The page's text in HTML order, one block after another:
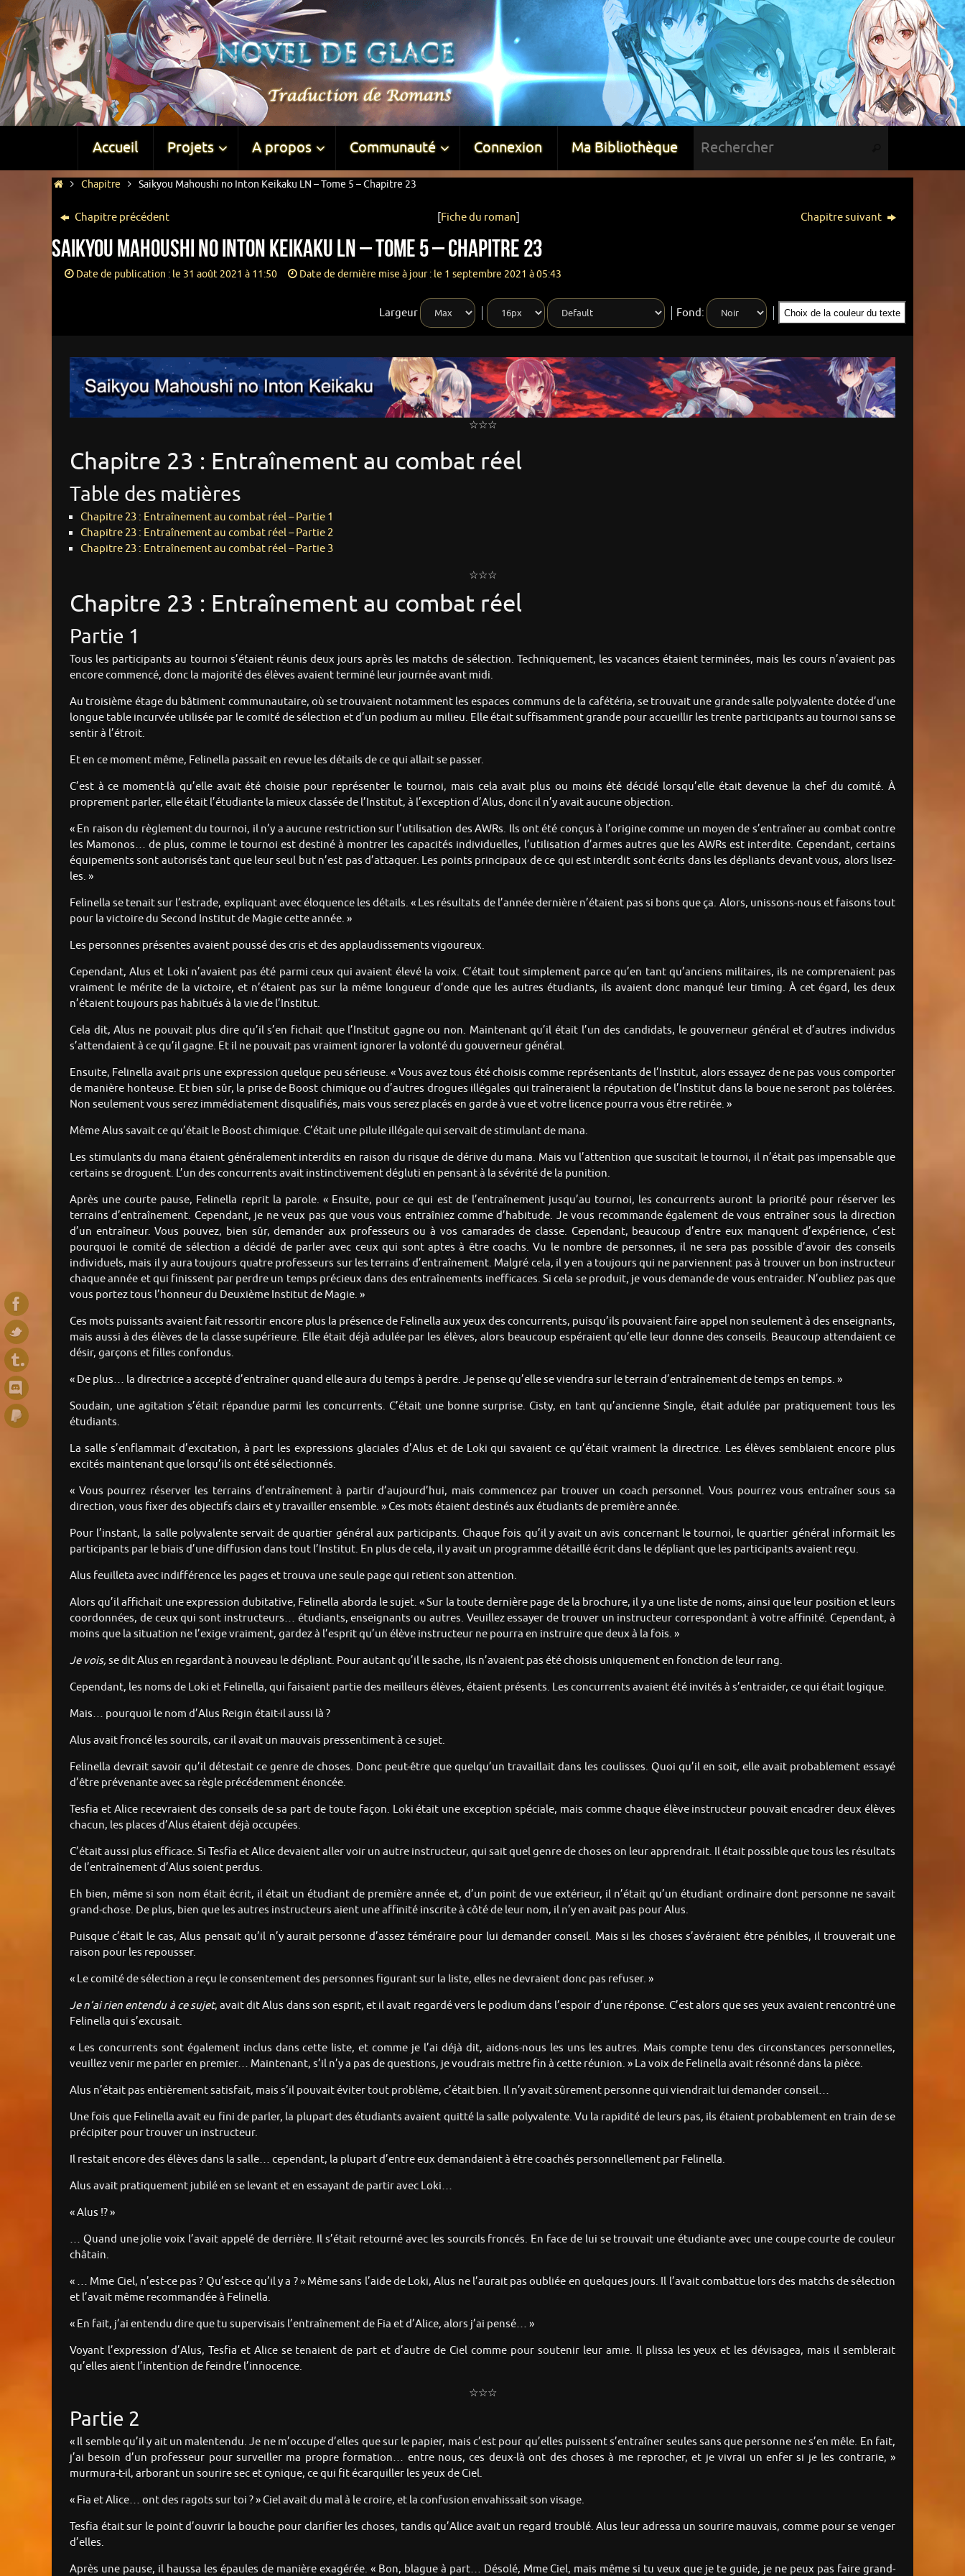
Accueil Projets A propos Communauté Connexion Ma Bibliothèque
Chapitre Saikyou Mahoushi no Inton Keikaku LN – Tome 5 – Chapitre 23
Chapitre précédent [Fiche du roman] Chapitre suivant
Saikyou Mahoushi no Inton Keikaku LN – Tome 5 – Chapitre 23
Date de publication : le 31 août 2021 à 11:50 Date de dernière mise à jour : le 1 septembre 2021 à 05:43
Largeur Fond: Choix de la couleur du texte
☆☆☆
Chapitre 23 : Entraînement au combat réel
Table des matières
Chapitre 23 : Entraînement au combat réel – Partie 1
Chapitre 23 : Entraînement au combat réel – Partie 2
Chapitre 23 : Entraînement au combat réel – Partie 3
☆☆☆
Chapitre 23 : Entraînement au combat réel
Partie 1
Tous les participants au tournoi s’étaient réunis deux jours après les matchs de sélection. Techniquement, les vacances étaient terminées, mais les cours n’avaient pas
encore commencé, donc la majorité des élèves avaient terminé leur journée avant midi.
Au troisième étage du bâtiment communautaire, où se trouvaient notamment les espaces communs de la cafétéria, se trouvait une grande salle polyvalente dotée d’une
longue table incurvée utilisée par le comité de sélection et d’un podium au milieu. Elle était suffisamment grande pour accueillir les trente participants au tournoi sans se
sentir à l’étroit.
Et en ce moment même, Felinella passait en revue les détails de ce qui allait se passer.
C’est à ce moment-là qu’elle avait été choisie pour représenter le tournoi, mais cela avait plus ou moins été décidé lorsqu’elle était devenue la chef du comité. À
proprement parler, elle était l’étudiante la mieux classée de l’Institut, à l’exception d’Alus, donc il n’y avait aucune objection.
« En raison du règlement du tournoi, il n’y a aucune restriction sur l’utilisation des AWRs. Ils ont été conçus à l’origine comme un moyen de s’entraîner au combat contre
les Mamonos… de plus, comme le tournoi est destiné à montrer les capacités individuelles, l’utilisation d’armes autres que les AWRs est interdite. Cependant, certains
équipements sont autorisés tant que leur seul but n’est pas d’attaquer. Les points principaux de ce qui est interdit sont écrits dans les dépliants devant vous, alors lisez-
les. »
Felinella se tenait sur l’estrade, expliquant avec éloquence les détails. « Les résultats de l’année dernière n’étaient pas si bons que ça. Alors, unissons-nous et faisons tout
pour la victoire du Second Institut de Magie cette année. »
Les personnes présentes avaient poussé des cris et des applaudissements vigoureux.
Cependant, Alus et Loki n’avaient pas été parmi ceux qui avaient élevé la voix. C’était tout simplement parce qu’en tant qu’anciens militaires, ils ne comprenaient pas
vraiment le mérite de la victoire, et n’étaient pas sur la même longueur d’onde que les autres étudiants, ils avaient donc manqué leur timing. À cet égard, les deux
n’étaient toujours pas habitués à la vie de l’Institut.
Cela dit, Alus ne pouvait plus dire qu’il s’en fichait que l’Institut gagne ou non. Maintenant qu’il était l’un des candidats, le gouverneur général et d’autres individus
s’attendaient à ce qu’il gagne. Et il ne pouvait pas vraiment ignorer la volonté du gouverneur général.
Ensuite, Felinella avait pris une expression quelque peu sérieuse. « Vous avez tous été choisis comme représentants de l’Institut, alors essayez de ne pas vous comporter
de manière honteuse. Et bien sûr, la prise de Boost chimique ou d’autres drogues illégales qui traîneraient la réputation de l’Institut dans la boue ne seront pas tolérées.
Non seulement vous serez immédiatement disqualifiés, mais vous serez placés en garde à vue et votre licence pourra vous être retirée. »
Même Alus savait ce qu’était le Boost chimique. C’était une pilule illégale qui servait de stimulant de mana.
Les stimulants du mana étaient généralement interdits en raison du risque de dérive du mana. Mais vu l’attention que suscitait le tournoi, il n’était pas impensable que
certains se droguent. L’un des concurrents avait instinctivement dégluti en pensant à la sévérité de la punition.
Après une courte pause, Felinella reprit la parole. « Ensuite, pour ce qui est de l’entraînement jusqu’au tournoi, les concurrents auront la priorité pour réserver les
terrains d’entraînement. Cependant, je ne veux pas que vous vous entraîniez comme d’habitude. Je vous recommande également de vous entraîner sous la direction
d’un entraîneur. Vous pouvez, bien sûr, demander aux professeurs ou à vos camarades de classe. Cependant, beaucoup d’entre eux manquent d’expérience, c’est
pourquoi le comité de sélection a décidé de parler avec ceux qui sont aptes à être coachs. Vu le nombre de personnes, il ne sera pas possible d’avoir des conseils
individuels, mais il y aura toujours quatre professeurs sur les terrains d’entraînement. Malgré cela, il y en a toujours qui ne parviennent pas à trouver un bon instructeur
chaque année et qui finissent par perdre un temps précieux dans des entraînements inefficaces. Si cela se produit, je vous demande de vous entraider. N’oubliez pas que
vous portez tous l’honneur du Deuxième Institut de Magie. »
Ces mots puissants avaient fait ressortir encore plus la présence de Felinella aux yeux des concurrents, puisqu’ils pouvaient faire appel non seulement à des enseignants,
mais aussi à des élèves de la classe supérieure. Elle était déjà adulée par les élèves, alors beaucoup espéraient qu’elle leur donne des conseils. Beaucoup attendaient ce
désir, garçons et filles confondus.
« De plus… la directrice a accepté d’entraîner quand elle aura du temps à perdre. Je pense qu’elle se viendra sur le terrain d’entraînement de temps en temps. »
Soudain, une agitation s’était répandue parmi les concurrents. C’était une bonne surprise. Cisty, en tant qu’ancienne Single, était adulée par pratiquement tous les
étudiants.
La salle s’enflammait d’excitation, à part les expressions glaciales d’Alus et de Loki qui savaient ce qu’était vraiment la directrice. Les élèves semblaient encore plus
excités maintenant que lorsqu’ils ont été sélectionnés.
« Vous pourrez réserver les terrains d’entraînement à partir d’aujourd’hui, mais commencez par trouver un coach personnel. Vous pourrez vous entraîner sous sa
direction, vous fixer des objectifs clairs et y travailler ensemble. » Ces mots étaient destinés aux étudiants de première année.
Pour l’instant, la salle polyvalente servait de quartier général aux participants. Chaque fois qu’il y avait un avis concernant le tournoi, le quartier général informait les
participants par le biais d’une diffusion dans tout l’Institut. En plus de cela, il y avait un programme détaillé écrit dans le dépliant que les participants avaient reçu.
Alus feuilleta avec indifférence les pages et trouva une seule page qui retient son attention.
Alors qu’il affichait une expression dubitative, Felinella aborda le sujet. « Sur la toute dernière page de la brochure, il y a une liste de noms, ainsi que leur position et leurs
coordonnées, de ceux qui sont instructeurs… étudiants, enseignants ou autres. Veuillez essayer de trouver un instructeur correspondant à votre affinité. Cependant, à
moins que la situation ne l’exige vraiment, gardez à l’esprit qu’un élève instructeur ne pourra en instruire que deux à la fois. »
Je vois, se dit Alus en regardant à nouveau le dépliant. Pour autant qu’il le sache, ils n’avaient pas été choisis uniquement en fonction de leur rang.
Cependant, les noms de Loki et Felinella, qui faisaient partie des meilleurs élèves, étaient présents. Les concurrents avaient été invités à s’entraider, ce qui était logique.
Mais… pourquoi le nom d’Alus Reigin était-il aussi là ?
Alus avait froncé les sourcils, car il avait un mauvais pressentiment à ce sujet.
Felinella devrait savoir qu’il détestait ce genre de choses. Donc peut-être que quelqu’un travaillait dans les coulisses. Quoi qu’il en soit, elle avait probablement essayé
d’être prévenante avec sa règle précédemment énoncée.
Tesfia et Alice recevraient des conseils de sa part de toute façon. Loki était une exception spéciale, mais comme chaque élève instructeur pouvait encadrer deux élèves
chacun, les places d’Alus étaient déjà occupées.
C’était aussi plus efficace. Si Tesfia et Alice devaient aller voir un autre instructeur, qui sait quel genre de choses on leur apprendrait. Il était possible que tous les résultats
de l’entraînement d’Alus soient perdus.
Eh bien, même si son nom était écrit, il était un étudiant de première année et, d’un point de vue extérieur, il n’était qu’un étudiant ordinaire dont personne ne savait
grand-chose. De plus, bien que les autres instructeurs aient une affinité inscrite à côté de leur nom, il n’y en avait pas pour Alus.
Puisque c’était le cas, Alus pensait qu’il n’y aurait personne d’assez téméraire pour lui demander conseil. Mais si les choses s’avéraient être pénibles, il trouverait une
raison pour les repousser.
« Le comité de sélection a reçu le consentement des personnes figurant sur la liste, elles ne devraient donc pas refuser. »
Je n’ai rien entendu à ce sujet, avait dit Alus dans son esprit, et il avait regardé vers le podium dans l’espoir d’une réponse. C’est alors que ses yeux avaient rencontré une
Felinella qui s’excusait.
« Les concurrents sont également inclus dans cette liste, et comme je l’ai déjà dit, aidons-nous les uns les autres. Mais compte tenu des circonstances personnelles,
veuillez venir me parler en premier… Maintenant, s’il n’y a pas de questions, je voudrais mettre fin à cette réunion. » La voix de Felinella avait résonné dans la pièce.
Alus n’était pas entièrement satisfait, mais s’il pouvait éviter tout problème, c’était bien. Il n’y avait sûrement personne qui viendrait lui demander conseil…
Une fois que Felinella avait eu fini de parler, la plupart des étudiants avaient quitté la salle polyvalente. Vu la rapidité de leurs pas, ils étaient probablement en train de se
précipiter pour trouver un instructeur.
Il restait encore des élèves dans la salle… cependant, la plupart d’entre eux demandaient à être coachés personnellement par Felinella.
Alus avait pratiquement jubilé en se levant et en essayant de partir avec Loki…
« Alus !? »
… Quand une jolie voix l’avait appelé de derrière. Il s’était retourné avec les sourcils froncés. En face de lui se trouvait une étudiante avec une coupe courte de couleur
châtain.
« … Mme Ciel, n’est-ce pas ? Qu’est-ce qu’il y a ? » Même sans l’aide de Loki, Alus ne l’aurait pas oubliée en quelques jours. Il l’avait combattue lors des matchs de sélection
et l’avait même recommandée à Felinella.
« En fait, j’ai entendu dire que tu supervisais l’entraînement de Fia et d’Alice, alors j’ai pensé… »
Voyant l’expression d’Alus, Tesfia et Alice se tenaient de part et d’autre de Ciel comme pour soutenir leur amie. Il plissa les yeux et les dévisagea, mais il semblerait
qu’elles aient l’intention de feindre l’innocence.
☆☆☆
Partie 2
« Il semble qu’il y ait un malentendu. Je ne m’occupe d’elles que sur le papier, mais c’est pour qu’elles puissent s’entraîner seules sans que personne ne s’en mêle. En fait,
j’ai besoin d’un professeur pour surveiller ma propre formation… entre nous, ces deux-là ont des choses à me reprocher, et je vivrai un enfer si je les contrarie, »
murmura-t-il, arborant un sourire sec et cynique, ce qui fit écarquiller les yeux de Ciel.
« Fia et Alice… ont des ragots sur toi ? » Ciel avait du mal à le croire, et la confusion envahissait son visage.
Tesfia était sur le point d’ouvrir la bouche pour clarifier les choses, tandis qu’Alice avait un regard troublé. Alus leur adressa un sourire mauvais, comme pour se venger
d’elles.
Après une pause, il haussa les épaules de manière exagérée. « Bon, blague à part… Désolé, Mme Ciel, mais même si tu veux que je te guide, je ne peux pas faire grand-